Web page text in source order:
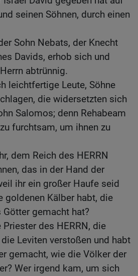
seinen Söhnen, durch einen
Sohn Nebats, der Knecht
Davids, erhob sich und
abtrünnig.
leichtfertige Leute, Söhne
die widersetzten sich
Salomos; denn Rehabeam
furchtsam, um ihnen zu
dem Reich des HERRN
das in der Hand der
ihr ein großer Haufe seid
goldenen Kälber habt, die
gemacht hat?
des HERRN, die
Leviten verstoßen und habt
gemacht, wie die Völker der
Wer irgend kam, um sich